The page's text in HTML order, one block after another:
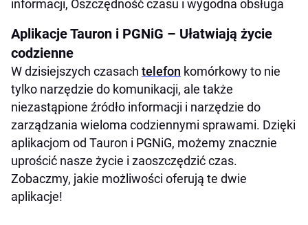
informacji, Oszczędność czasu i wygodna obsługa
Aplikacje Tauron i PGNiG – Ułatwiają życie
codzienne
W dzisiejszych czasach telefon komórkowy to nie
tylko narzędzie do komunikacji, ale także
niezastąpione źródło informacji i narzędzie do
zarządzania wieloma codziennymi sprawami. Dzięki
aplikacjom od Tauron i PGNiG, możemy znacznie
uprościć nasze życie i zaoszczędzić czas.
Zobaczmy, jakie możliwości oferują te dwie
aplikacje!